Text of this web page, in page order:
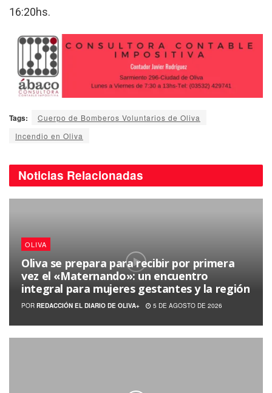
16:20hs.
Tags:
Cuerpo de Bomberos Voluntarios de Oliva
Incendio en Oliva
Noticias Relacionadas
OLIVA
Oliva se prepara para recibir por primera
vez el «Maternando»: un encuentro
integral para mujeres gestantes y la región
POR REDACCIÓN EL DIARIO DE OLIVA+ 5 DE AGOSTO DE 2026